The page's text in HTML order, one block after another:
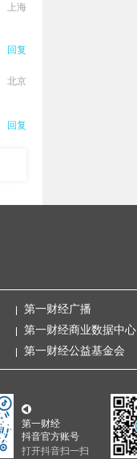
上海
回复
北京
回复
第一财经广播
第一财经商业数据中心
第一财经公益基金会
第一财经
抖音官方账号
打开抖音扫一扫